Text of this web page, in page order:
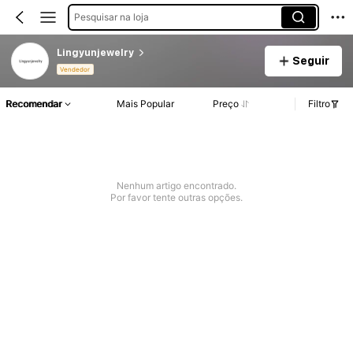
Pesquisar na loja
Lingyunjewelry
Vendedor
Seguir
Recomendar Mais Popular Preço Filtro
Nenhum artigo encontrado.
Por favor tente outras opções.